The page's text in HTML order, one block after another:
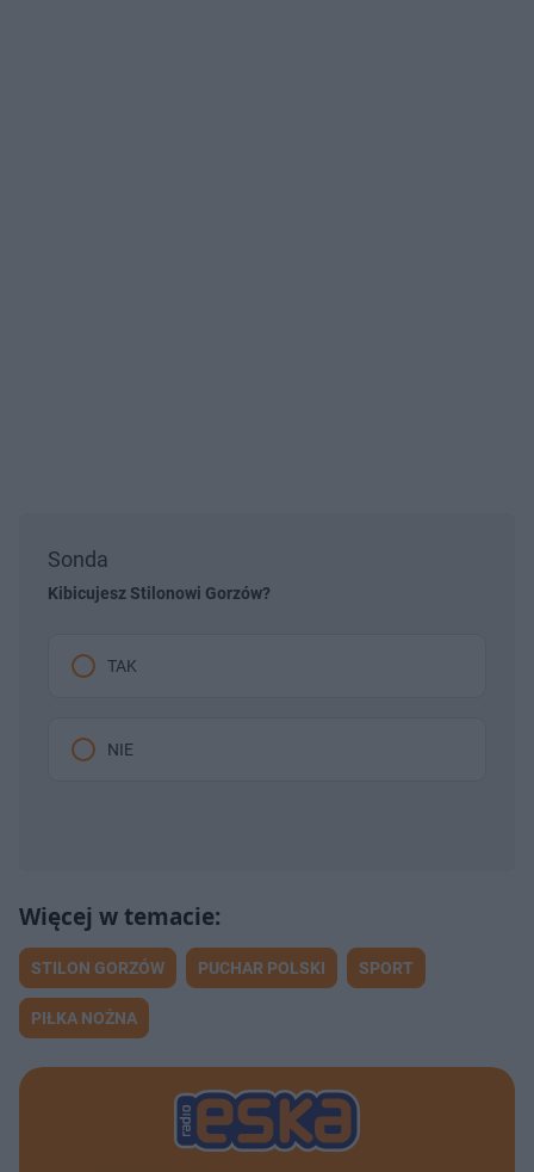
Sonda
Kibicujesz Stilonowi Gorzów?
TAK
NIE
STILON GORZÓW PUCHAR POLSKI SPORT
PIŁKA NOŻNA